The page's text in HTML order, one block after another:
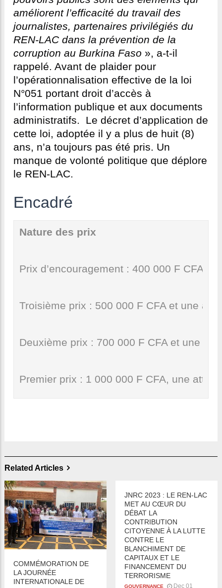
améliorent l’efficacité du travail des
journalistes, partenaires privilégiés du
REN-LAC dans la prévention de la
corruption au Burkina Faso », a-t-il
rappelé. Avant de plaider pour
l’opérationnalisation effective de la loi
N°051 portant droit d’accès à
l’information publique et aux documents
administratifs. Le décret d’application de
cette loi, adoptée il y a plus de huit (8)
ans, n’a toujours pas été pris. Un
manque de volonté politique que déplore
le REN-LAC.
Encadré
Nature des prix
Prix d’encouragement : 400 000 F CFA et
Troisième prix : 500 000 F CFA et une
Deuxième prix : 700 000 F CFA et une
Premier prix : 1 000 000 F CFA, une
Related Articles
COMMÉMORATION DE
LA JOURNÉE
INTERNATIONALE DE
JNRC 2023 : LE REN-LAC
MET AU CŒUR DU
DÉBAT LA
CONTRIBUTION
CITOYENNE À LA LUTTE
CONTRE LE
BLANCHIMENT DE
CAPITAUX ET LE
FINANCEMENT DU
TERRORISME
GOUVERNANCE Dec 01